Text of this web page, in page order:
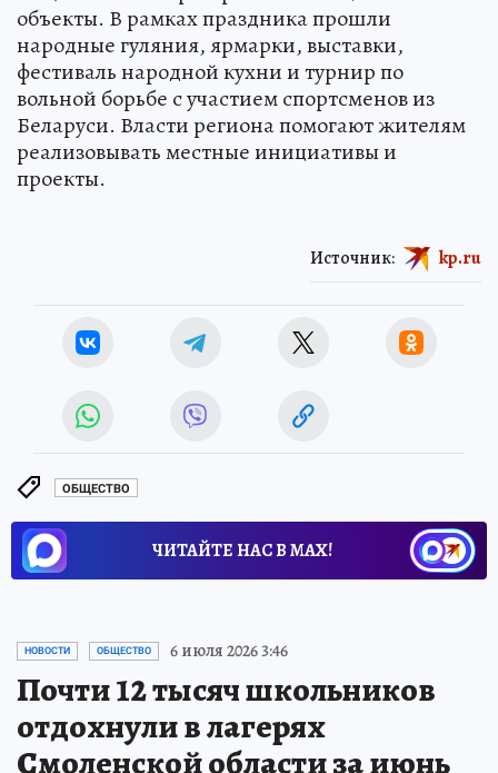
объекты. В рамках праздника прошли
народные гуляния, ярмарки, выставки,
фестиваль народной кухни и турнир по
вольной борьбе с участием спортсменов из
Беларуси. Власти региона помогают жителям
реализовывать местные инициативы и
проекты.
Источник: kp.ru
ОБЩЕСТВО
ЧИТАЙТЕ НАС В МАХ!
НОВОСТИ ОБЩЕСТВО 6 июля 2026 3:46
Почти 12 тысяч школьников
отдохнули в лагерях
Смоленской области за июнь